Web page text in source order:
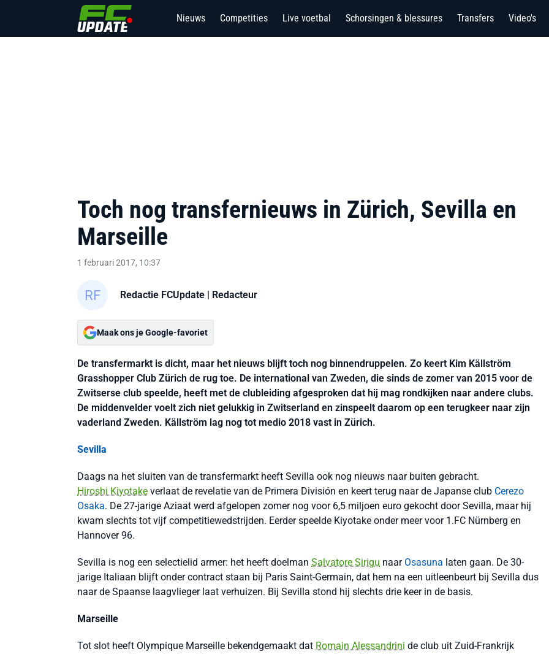
Nieuws Competities Live voetbal Schorsingen & blessures Transfers Video's
Toch nog transfernieuws in Zürich, Sevilla en
Marseille
1 februari 2017, 10:37
Redactie FCUpdate | Redacteur
Maak ons je Google-favoriet
De transfermarkt is dicht, maar het nieuws blijft toch nog binnendruppelen. Zo keert Kim Källström
Grasshopper Club Zürich de rug toe. De international van Zweden, die sinds de zomer van 2015 voor de
Zwitserse club speelde, heeft met de clubleiding afgesproken dat hij mag rondkijken naar andere clubs.
De middenvelder voelt zich niet gelukkig in Zwitserland en zinspeelt daarom op een terugkeer naar zijn
vaderland Zweden. Källström lag nog tot medio 2018 vast in Zürich.
Sevilla
Daags na het sluiten van de transfermarkt heeft Sevilla ook nog nieuws naar buiten gebracht.
Hiroshi Kiyotake verlaat de revelatie van de Primera División en keert terug naar de Japanse club Cerezo
Osaka. De 27-jarige Aziaat werd afgelopen zomer nog voor 6,5 miljoen euro gekocht door Sevilla, maar hij
kwam slechts tot vijf competitiewedstrijden. Eerder speelde Kiyotake onder meer voor 1.FC Nürnberg en
Hannover 96.
Sevilla is nog een selectielid armer: het heeft doelman Salvatore Sirigu naar Osasuna laten gaan. De 30-
jarige Italiaan blijft onder contract staan bij Paris Saint-Germain, dat hem na een uitleenbeurt bij Sevilla dus
naar de Spaanse laagvlieger laat verhuizen. Bij Sevilla stond hij slechts drie keer in de basis.
Marseille
Tot slot heeft Olympique Marseille bekendgemaakt dat Romain Alessandrini de club uit Zuid-Frankrijk